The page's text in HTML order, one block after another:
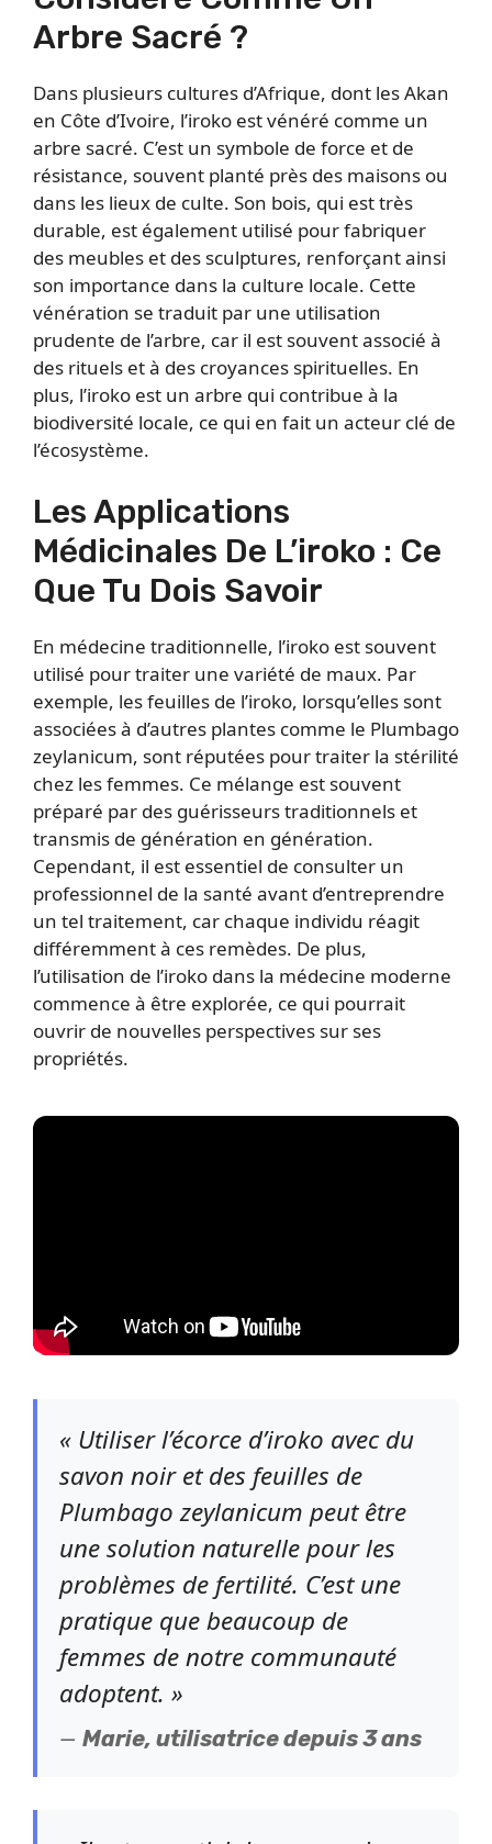
Arbre Sacré ?
Dans plusieurs cultures d’Afrique, dont les Akan
en Côte d’Ivoire, l’iroko est vénéré comme un
arbre sacré. C’est un symbole de force et de
résistance, souvent planté près des maisons ou
dans les lieux de culte. Son bois, qui est très
durable, est également utilisé pour fabriquer
des meubles et des sculptures, renforçant ainsi
son importance dans la culture locale. Cette
vénération se traduit par une utilisation
prudente de l’arbre, car il est souvent associé à
des rituels et à des croyances spirituelles. En
plus, l’iroko est un arbre qui contribue à la
biodiversité locale, ce qui en fait un acteur clé de
l’écosystème.
Les Applications
Médicinales De L’iroko : Ce
Que Tu Dois Savoir
En médecine traditionnelle, l’iroko est souvent
utilisé pour traiter une variété de maux. Par
exemple, les feuilles de l’iroko, lorsqu’elles sont
associées à d’autres plantes comme le Plumbago
zeylanicum, sont réputées pour traiter la stérilité
chez les femmes. Ce mélange est souvent
préparé par des guérisseurs traditionnels et
transmis de génération en génération.
Cependant, il est essentiel de consulter un
professionnel de la santé avant d’entreprendre
un tel traitement, car chaque individu réagit
différemment à ces remèdes. De plus,
l’utilisation de l’iroko dans la médecine moderne
commence à être explorée, ce qui pourrait
ouvrir de nouvelles perspectives sur ses
propriétés.
« Utiliser l’écorce d’iroko avec du
savon noir et des feuilles de
Plumbago zeylanicum peut être
une solution naturelle pour les
problèmes de fertilité. C’est une
pratique que beaucoup de
femmes de notre communauté
adoptent. »
— Marie, utilisatrice depuis 3 ans